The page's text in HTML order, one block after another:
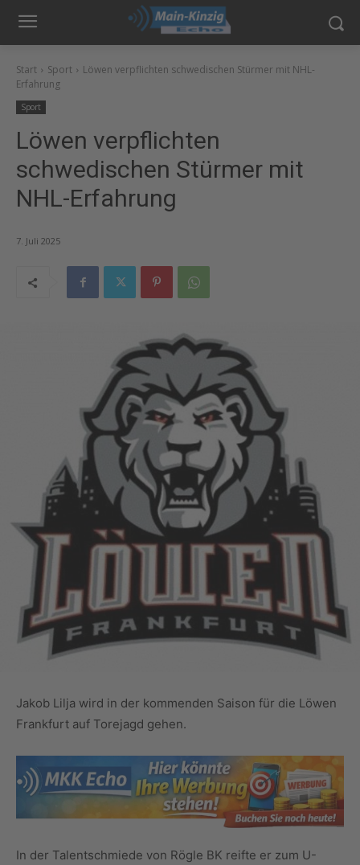
Start Sport
Löwen verpflichten schwedischen Stürmer mit NHL-
Erfahrung
Sport
Löwen verpflichten
schwedischen Stürmer mit
NHL-Erfahrung
7. Juli 2025
Jakob Lilja wird in der kommenden Saison für die Löwen
Frankfurt auf Torejagd gehen.
In der Talentschmiede von Rögle BK reifte er zum U-